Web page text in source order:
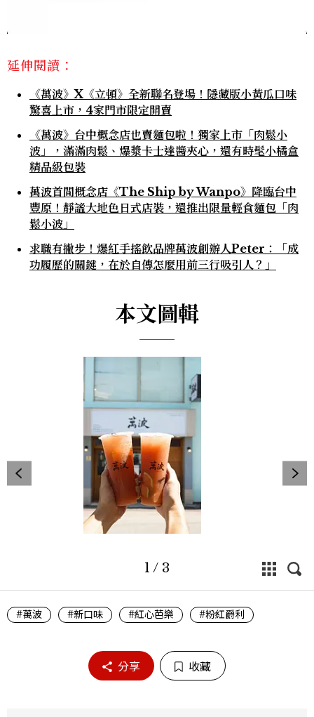
延伸閱讀：
《萬波》X《立頓》全新聯名登場！隱藏版小黃瓜口味
驚喜上市，4家門市限定開賣
《萬波》台中概念店也賣麵包啦！獨家上市「肉鬆小
波」，滿滿肉鬆、爆漿卡士達醬夾心，還有時髦小橘盒
精品級包裝
萬波首間概念店《The Ship by Wanpo》降臨台中
豐原！靜謐大地色日式店裝，還推出限量輕食麵包「肉
鬆小波」
求職有撇步！爆紅手搖飲品牌萬波創辦人Peter：「成
功履歷的關鍵，在於自傳怎麼用前三行吸引人？」
本文圖輯
1 / 3
#萬波 #新口味 #紅心芭樂 #粉紅爵利
分享 收藏